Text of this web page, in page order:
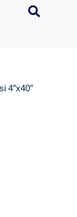
4″x40″